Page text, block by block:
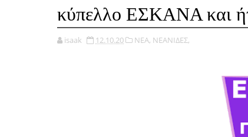
κύπελλο ΕΣΚΑΝΑ και
isaak 12.10.20 ΝΕΑ, ΝΕΑΝΙΔΕΣ,